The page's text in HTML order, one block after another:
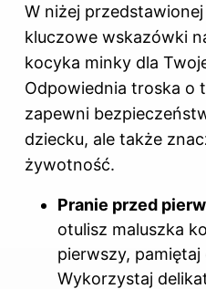
W niżej
kluczowe wskazówki
kocyka minky dla
Odpowiednia troska o
zapewni
dziecku, ale także
żywotność.
Pranie przed
otulisz maluszka
pierwszy, pamiętaj
Wykorzystaj